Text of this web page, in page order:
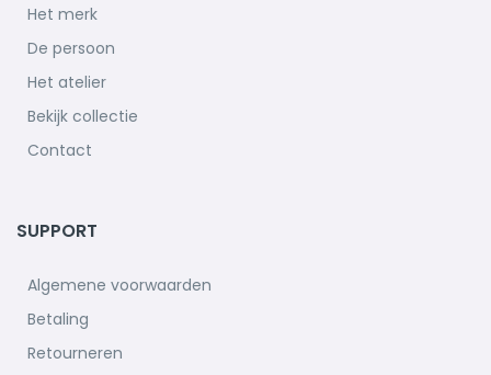
Het merk
De persoon
Het atelier
Bekijk collectie
Contact
SUPPORT
Algemene voorwaarden
Betaling
Retourneren